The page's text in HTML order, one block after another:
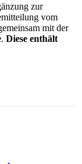
zur
vom
mit der
. Diese enthält